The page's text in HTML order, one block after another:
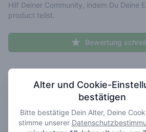
Hilf Deiner Community, indem Du Deine
product teilst.
Bewertung
Recent reviewsDein Name hier
Pick a rating
Write review
Alter und Cookie-
bestätigen
Bitte bestätige Dein Alter, Deine
stimme unserer